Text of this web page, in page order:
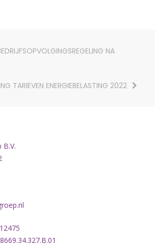
NA
TARIEVEN ENERGIEBELASTING 2022